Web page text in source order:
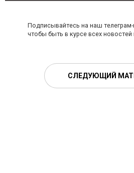
Подписывайтесь на наш телеграм-
чтобы быть в курсе всех
СЛЕДУЮЩИЙ